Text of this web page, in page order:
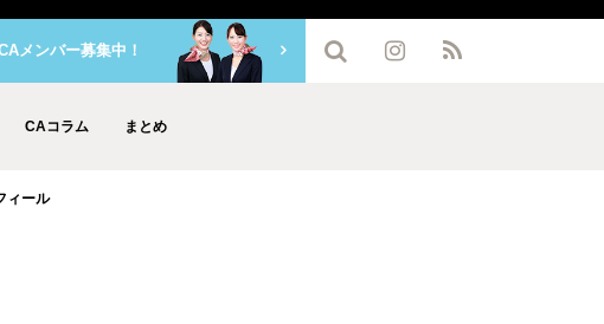
CAコラム まとめ
メンバー募集中！
ィール